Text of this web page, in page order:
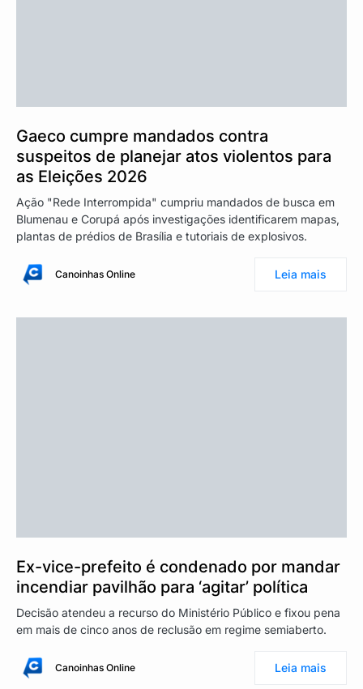
Gaeco cumpre mandados contra
suspeitos de planejar atos violentos para
as Eleições 2026
Ação "Rede Interrompida" cumpriu mandados de busca em
Blumenau e Corupá após investigações identificarem mapas,
plantas de prédios de Brasília e tutoriais de explosivos.
Canoinhas Online Leia mais
Ex-vice-prefeito é condenado por mandar
incendiar pavilhão para ‘agitar’ política
Decisão atendeu a recurso do Ministério Público e fixou pena
em mais de cinco anos de reclusão em regime semiaberto.
Canoinhas Online Leia mais